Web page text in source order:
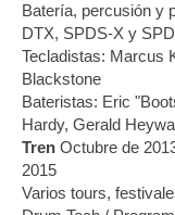
Batería, percusión y
DTX, SPDS-X y
Tecladistas: Marcus
Blackstone
Bateristas: Eric
Hardy, Gerald
Tren Octubre de
2015
Varios tours,